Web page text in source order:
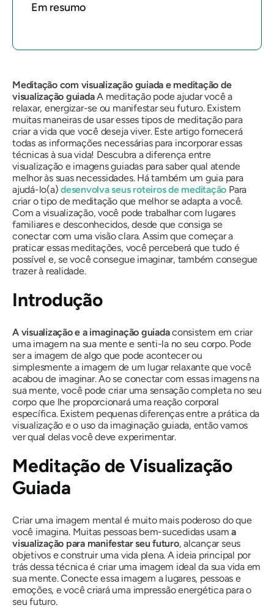
Em resumo
Meditação com visualização guiada e meditação de
visualização guiadaA meditação pode ajudar você a
relaxar, energizar-se ou manifestar seu futuro. Existem
muitas maneiras de usar esses tipos de meditação para
criar a vida que você deseja viver. Este artigo fornecerá
todas as informações necessárias para incorporar essas
técnicas à sua vida! Descubra a diferença entre
visualização e imagens guiadas para saber qual atende
melhor às suas necessidades. Há também um guia para
ajudá-lo(a)desenvolva seus roteiros de meditação Para
criar o tipo de meditação que melhor se adapta a você.
Com a visualização, você pode trabalhar com lugares
familiares e desconhecidos, desde que consiga se
conectar com uma visão clara. Assim que começar a
praticar essas meditações, você perceberá que tudo é
possível e, se você consegue imaginar, também consegue
trazer à realidade.
Introdução
A visualização e a imaginação guiadaconsistem em criar
uma imagem na sua mente e senti-la no seu corpo. Pode
ser a imagem de algo que pode acontecer ou
simplesmente a imagem de um lugar relaxante que você
acabou de imaginar. Ao se conectar com essas imagens na
sua mente, você pode criar uma sensação completa no seu
corpo que lhe proporcionará uma reação corporal
específica. Existem pequenas diferenças entre a prática da
visualização e o uso da imaginação guiada, então vamos
ver qual delas você deve experimentar.
Meditação de Visualização
Guiada
Criar uma imagem mental é muito mais poderoso do que
você imagina. Muitas pessoas bem-sucedidas usama
visualização para manifestar seu futuro, alcançar seus
objetivos e construir uma vida plena. A ideia principal por
trás dessa técnica é criar uma imagem ideal da sua vida em
sua mente. Conecte essa imagem a lugares, pessoas e
emoções, e você criará uma impressão energética para o
seu futuro.